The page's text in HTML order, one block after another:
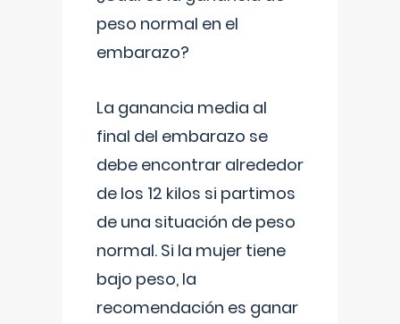
peso normal en el
embarazo?
La ganancia media al
final del embarazo se
debe encontrar alrededor
de los 12 kilos si partimos
de una situación de peso
normal. Si la mujer tiene
bajo peso, la
recomendación es ganar